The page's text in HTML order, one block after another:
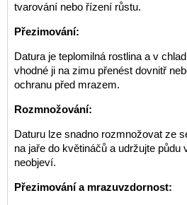
tvarování nebo řízení růstu.
Přezimování:
Datura je teplomilná rostlina a v
vhodné ji na zimu přenést dovnitř
ochranu před mrazem.
Rozmnožování:
Daturu lze snadno rozmnožovat ze
na jaře do květináčů a udržujte půdu
neobjeví.
Přezimování a mrazuvzdornost: